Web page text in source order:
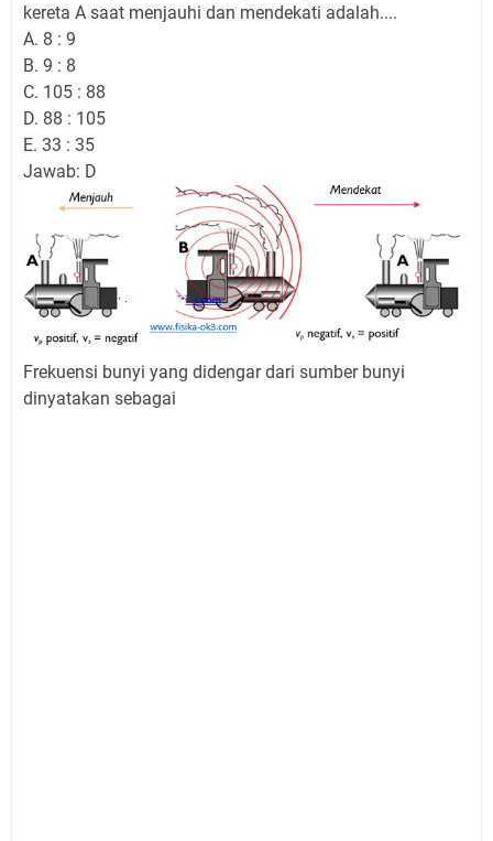
kereta A saat menjauhi dan mendekati adalah....
A. 8 : 9
B. 9 : 8
C. 105 : 88
D. 88 : 105
E. 33 : 35
Jawab: D
Frekuensi bunyi yang didengar dari sumber bunyi
dinyatakan sebagai